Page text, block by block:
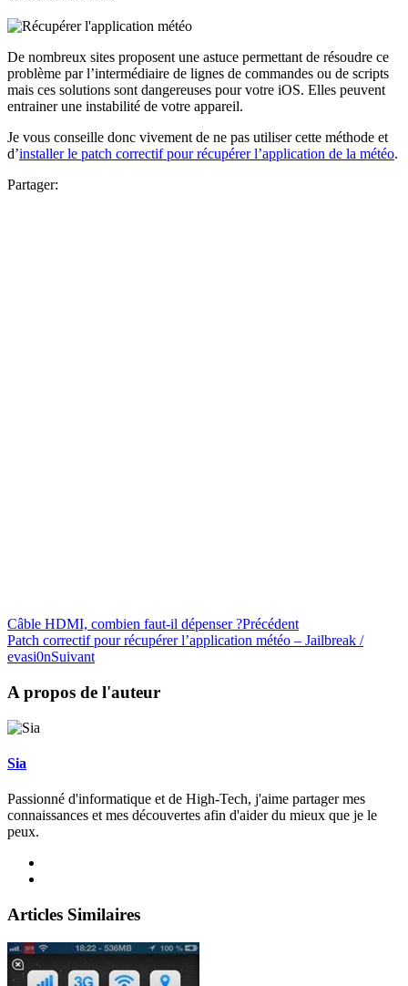
De nombreux sites proposent une astuce permettant de résoudre ce
problème par l’intermédiaire de lignes de commandes ou de scripts
mais ces solutions sont dangereuses pour votre iOS. Elles peuvent
entrainer une instabilité de votre appareil.
Je vous conseille donc vivement de ne pas utiliser cette méthode et
d’installer le patch correctif pour récupérer l’application de la météo.
Partager:
Câble HDMI, combien faut-il dépenser ?Précédent
Patch correctif pour récupérer l’application météo – Jailbreak /
evasi0nSuivant
A propos de l'auteur
Sia
Passionné d'informatique et de High-Tech, j'aime partager mes
connaissances et mes découvertes afin d'aider du mieux que je le
peux.
Articles Similaires